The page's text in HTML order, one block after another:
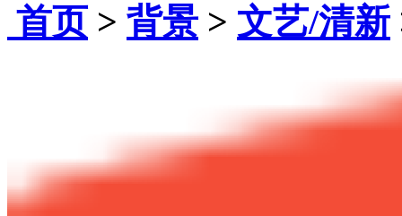
首页> 背景 > 文艺/清新